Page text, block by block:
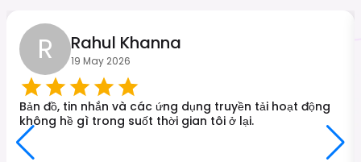
R Rahul Khanna
19 May 2026
Bản đồ, tin nhắn và các ứng dụng truyền tải hoạt động
không hề gì trong suốt thời gian tôi ở lại.